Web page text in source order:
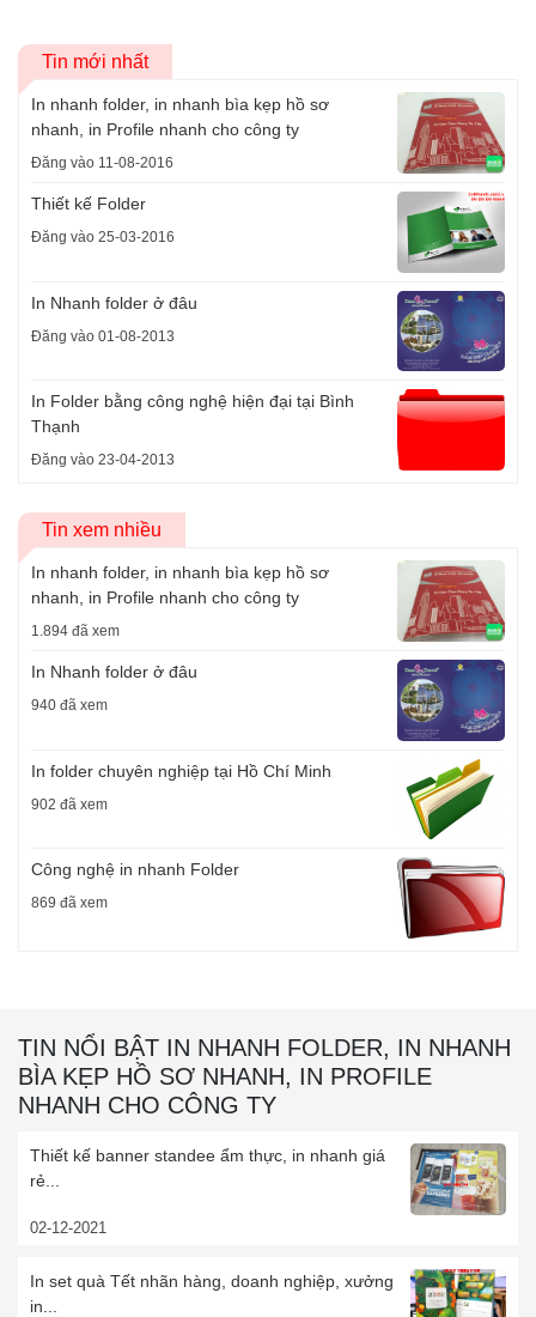
Tin mới nhất
In nhanh folder, in nhanh bìa kẹp hồ sơ
nhanh, in Profile nhanh cho công ty
Đăng vào 11-08-2016
Thiết kế Folder
Đăng vào 25-03-2016
In Nhanh folder ở đâu
Đăng vào 01-08-2013
In Folder bằng công nghệ hiện đại tại Bình
Thạnh
Đăng vào 23-04-2013
Tin xem nhiều
In nhanh folder, in nhanh bìa kẹp hồ sơ
nhanh, in Profile nhanh cho công ty
1.894 đã xem
In Nhanh folder ở đâu
940 đã xem
In folder chuyên nghiệp tại Hồ Chí Minh
902 đã xem
Công nghệ in nhanh Folder
869 đã xem
TIN NỔI BẬT IN NHANH FOLDER, IN NHANH
BÌA KẸP HỒ SƠ NHANH, IN PROFILE
NHANH CHO CÔNG TY
Thiết kế banner standee ẩm thực, in nhanh giá
rẻ...
02-12-2021
In set quà Tết nhãn hàng, doanh nghiệp, xưởng
in...